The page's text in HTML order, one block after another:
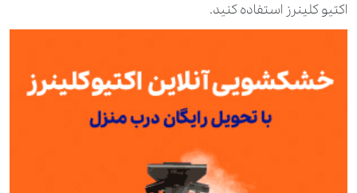
اکتیو کلینرز استفاده کنید.